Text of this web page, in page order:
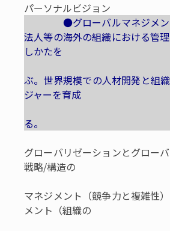
パーソナルビジョン
●グローバルマネジ
法人等の海外の組織における管
しかたを
ぶ。世界規模での人材開発と組
ジャーを育成
る。
グローバリゼーションとグロー
戦略/構造の
マネジメント（競争力と複雑性
メント（組織の